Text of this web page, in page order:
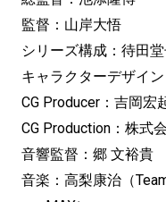
監督：山岸大悟
シリーズ構成：待田
キャラクターデザイ
CG Producer：吉岡宏
CG Production：株式
音響監督：郷 文裕貴
音楽：高梨康治（